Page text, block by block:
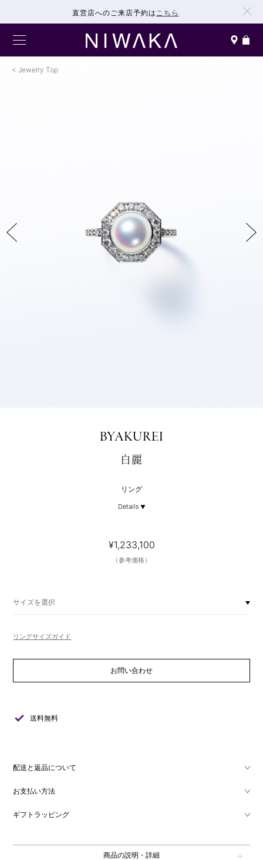
直営店へのご来店予約は こちら
Jewelry Top
BYAKUREI
白麗
リング
Details
¥1,233,100
（参考価格）
サイズを選択
リングサイズガイド
お問い合わせ
check 送料無料
配送と返品について
お支払い方法
ギフトラッピング
商品の説明・詳細